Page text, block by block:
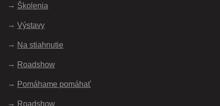
Školenia
Výstavy
Na stiahnutie
Roadshow
Pomáhame pomáhať
Roadshow